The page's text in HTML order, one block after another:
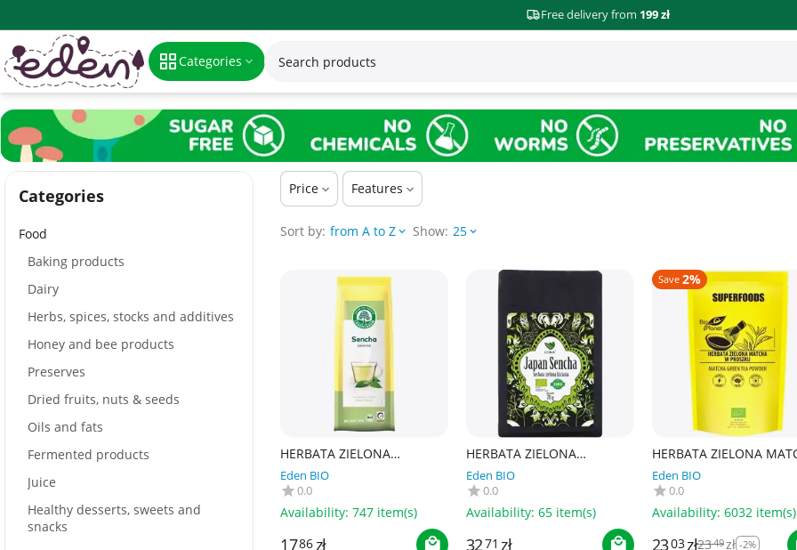
Free delivery from 199 zł
Categories
Price Features
Sort by: from A to Z Show: 25
HERBATA ZIELONA
LIŚCIASTA SENCHA BIO 75 g
- LEBENSBAUM
Eden BIO
0.0
Availability: 747 item(s)
1786zł
HERBATA ZIELONA
LIŚCIASTA SENCHA
JAPOŃSKA BIO 70 g -
ECOBLIK
Eden BIO
0.0
Availability: 65 item(s)
3271 zł
Save 2%
HERBATA ZIELONA
BIO 100 g - BIO PLANET
SUPERFOODS
Eden BIO
0.0
Availability: 6032 item(s)
2303 zł2349 zł -2%
Сategories
Food
Baking products
Dairy
Herbs, spices, stocks and additives
Honey and bee products
Preserves
Dried fruits, nuts & seeds
Oils and fats
Fermented products
Juice
Healthy desserts, sweets and
snacks